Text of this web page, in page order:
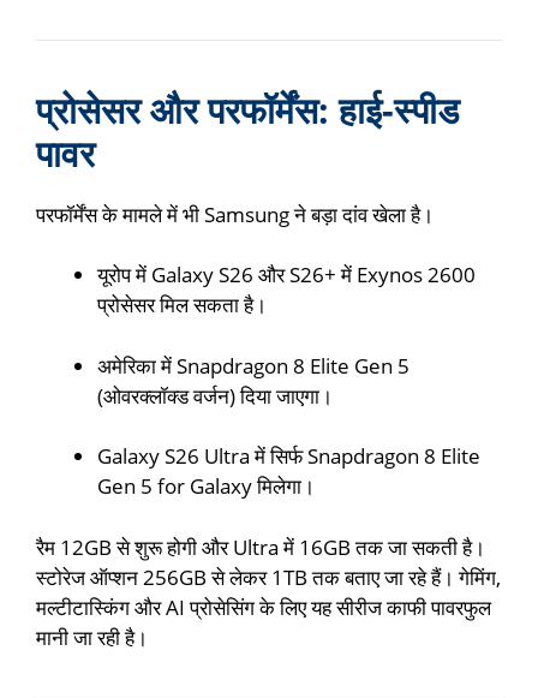
प्रोसेसर और परफॉर्मेंस: हाई-स्पीड
पावर
परफॉर्मेंस के मामले में भी Samsung ने बड़ा दांव खेला है।
यूरोप में Galaxy S26 और S26+ में Exynos 2600
प्रोसेसर मिल सकता है।
अमेरिका में Snapdragon 8 Elite Gen 5
(ओवरक्लॉक्ड वर्जन) दिया जाएगा।
Galaxy S26 Ultra में सिर्फ Snapdragon 8 Elite
Gen 5 for Galaxy मिलेगा।
रैम 12GB से शुरू होगी और Ultra में 16GB तक जा सकती है।
स्टोरेज ऑप्शन 256GB से लेकर 1TB तक बताए जा रहे हैं। गेमिंग,
मल्टीटास्किंग और AI प्रोसेसिंग के लिए यह सीरीज काफी पावरफुल
मानी जा रही है।